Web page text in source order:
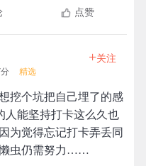
点赞
精选
+关注
挖个坑把自己埋了的感
人能坚持打卡这么久也
为觉得忘记打卡弄丢同
懒虫仍需努力……